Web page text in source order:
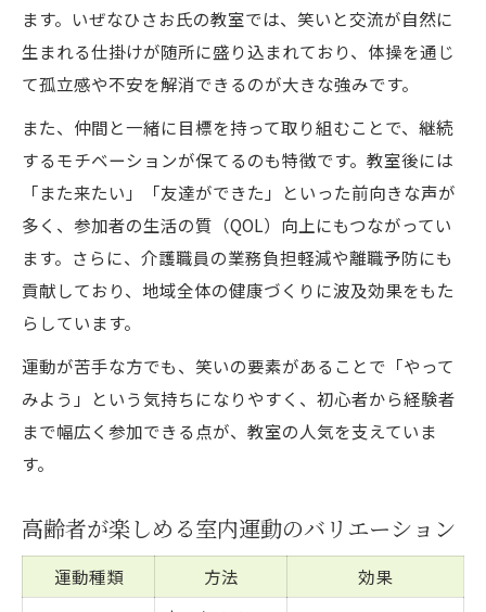
ます。いぜなひさお氏の教室では、笑いと交流が自然に
生まれる仕掛けが随所に盛り込まれており、体操を通じ
て孤立感や不安を解消できるのが大きな強みです。
また、仲間と一緒に目標を持って取り組むことで、継続
するモチベーションが保てるのも特徴です。教室後には
「また来たい」「友達ができた」といった前向きな声が
多く、参加者の生活の質（QOL）向上にもつながってい
ます。さらに、介護職員の業務負担軽減や離職予防にも
貢献しており、地域全体の健康づくりに波及効果をもた
らしています。
運動が苦手な方でも、笑いの要素があることで「やって
みよう」という気持ちになりやすく、初心者から経験者
まで幅広く参加できる点が、教室の人気を支えていま
す。
高齢者が楽しめる室内運動のバリエーション
運動種類 方法
効果